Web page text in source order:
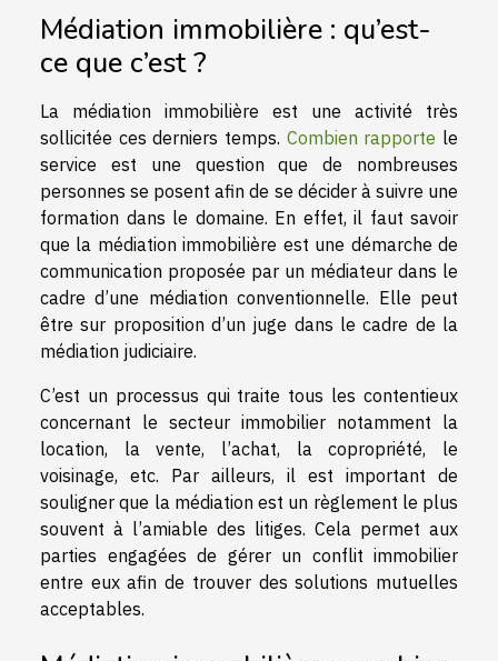
Médiation immobilière : qu’est-
ce que c’est ?
La médiation immobilière est une activité très
sollicitée ces derniers temps. Combien rapporte le
service est une question que de nombreuses
personnes se posent afin de se décider à suivre une
formation dans le domaine. En effet, il faut savoir
que la médiation immobilière est une démarche de
communication proposée par un médiateur dans le
cadre d’une médiation conventionnelle. Elle peut
être sur proposition d’un juge dans le cadre de la
médiation judiciaire.
C’est un processus qui traite tous les contentieux
concernant le secteur immobilier notamment la
location, la vente, l’achat, la copropriété, le
voisinage, etc. Par ailleurs, il est important de
souligner que la médiation est un règlement le plus
souvent à l’amiable des litiges. Cela permet aux
parties engagées de gérer un conflit immobilier
entre eux afin de trouver des solutions mutuelles
acceptables.